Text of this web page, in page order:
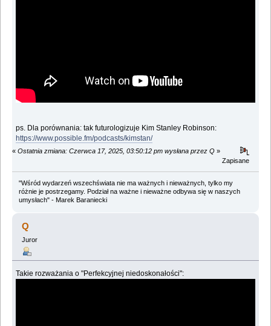
ps. Dla porównania: tak futurologizuje Kim Stanley Robinson:
https://www.possible.fm/podcasts/kimstan/
« Ostatnia zmiana: Czerwca 17, 2025, 03:50:12 pm wysłana przez Q »
Zapisane
"Wśród wydarzeń wszechświata nie ma ważnych i nieważnych, tylko my
różnie je postrzegamy. Podział na ważne i nieważne odbywa się w naszych
umysłach" - Marek Baraniecki
Q
Juror
Takie rozważania o "Perfekcyjnej niedoskonałości":